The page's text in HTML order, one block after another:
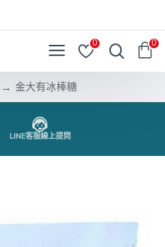
0 0
金大有冰棒糖
LINE客服線上提問